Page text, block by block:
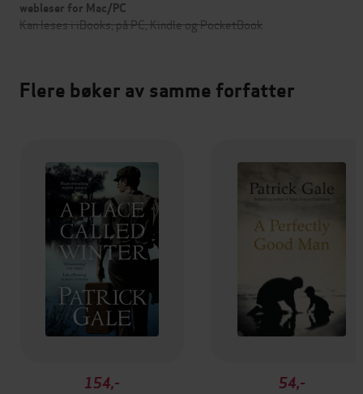
webleser for Mac/PC
Kan leses i iBooks, på PC, Kindle og PocketBook
Flere bøker av samme forfatter
154,-
54,-